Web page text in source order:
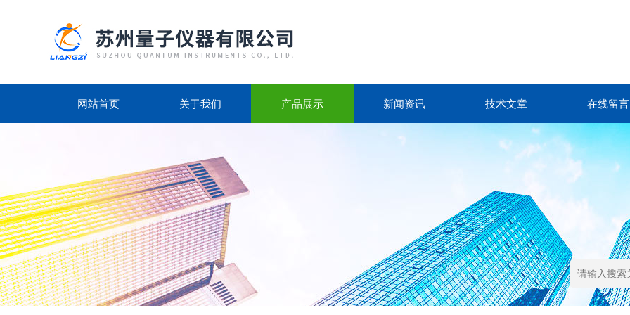
网站首页 关于我们 产品展示 新闻资讯 技术文章 在线留言